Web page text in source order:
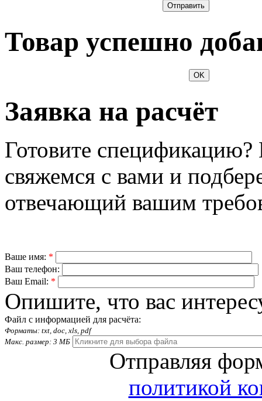
Отправить
Товар успешно
OK
Заявка на расчёт
Готовите
свяжемся с вами и
отвечающий вашим
Ваше имя: *
Ваш телефон:
Ваш Email: *
Опишите, что вас
Файл с информацией для расчёта:
Форматы: txt, doc, xls, pdf
Макс. размер: 3 МБ
Отправляя
политикой